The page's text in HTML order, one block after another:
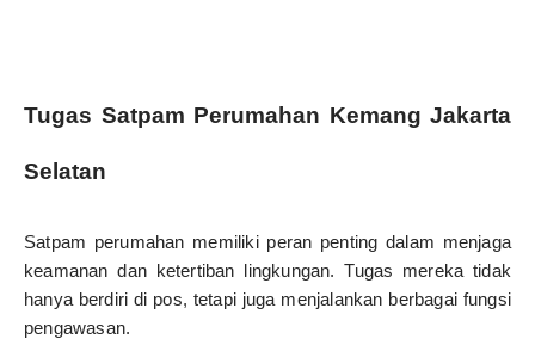
Tugas Satpam Perumahan Kemang Jakarta
Selatan
Satpam perumahan memiliki peran penting dalam menjaga
keamanan dan ketertiban lingkungan. Tugas mereka tidak
hanya berdiri di pos, tetapi juga menjalankan berbagai fungsi
pengawasan.